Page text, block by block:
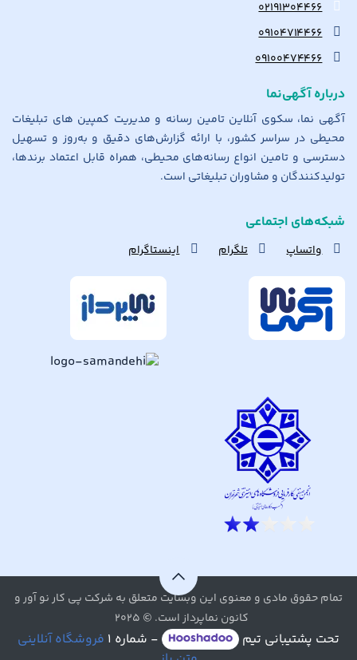
۰۲۱۹۱۳۰۴۴۶۶
۰۹۱۰۴۷۱۴۴۶۶
۰۹۱۰۰۴۷۴۴۶۶
درباره آگهی‌نما
آگهی نما، سکوی آنلاین تامین رسانه و مدیریت کمپین های تبلیغات
محیطی در سراسر کشور، با ارائه گزارش‌های دقیق و به‌روز و تسهیل
دسترسی و تامین انواع رسانه‌های محیطی، همراه قابل اعتماد برندها،
تولیدکنندگان و مشاوران تبلیغاتی است.
شبکه‌های اجتماعی
واتساپ تلگرام اینستاگرام
تمام حقوق مادی و معنوی این وبسایت متعلق به شرکت پی کار نو آور و
کانون نماپرداز است. © ۲۰۲۵
تحت پشتیبانی تیم - شماره ۱ فروشگاه آنلاینی